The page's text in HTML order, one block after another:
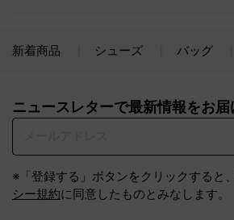
新着商品 シューズ バッグ
ニュースレターで最新情報をお届
※「登録する」ボタンをクリックすると、
シー規約に同意したものとみなします。